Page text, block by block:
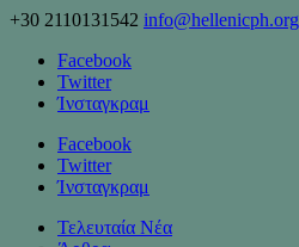
+30 2110131542 info@hellenicph.org
Facebook
Twitter
Ίνσταγκραμ
Facebook
Twitter
Ίνσταγκραμ
Τελευταία Νέα